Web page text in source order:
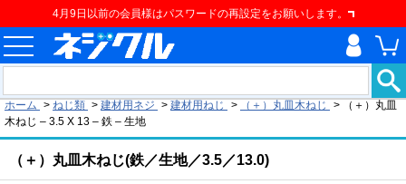
4月9日以前の会員様はパスワードの再設定をお願いします。
ホーム > ねじ類 > 建材用ネジ > 建材用ねじ > （＋）丸皿木ねじ >
（＋）丸皿
木ねじ – 3.5 X 13 – 鉄 – 生地
（＋）丸皿木ねじ(鉄／生地／3.5／13.0)